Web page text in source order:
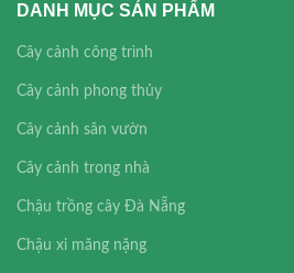
DANH MỤC SẢN PHẨM
Cây cảnh công trình
Cây cảnh phong thủy
Cây cảnh sân vườn
Cây cảnh trong nhà
Chậu trồng cây Đà Nẵng
Chậu xi măng nặng